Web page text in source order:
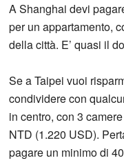
A Shanghai devi
per un appartamento,
della città. E’ quasi il
Se a Taipei vuoi
condividere con
in centro, con 3
NTD (1.220 USD).
pagare un minimo di